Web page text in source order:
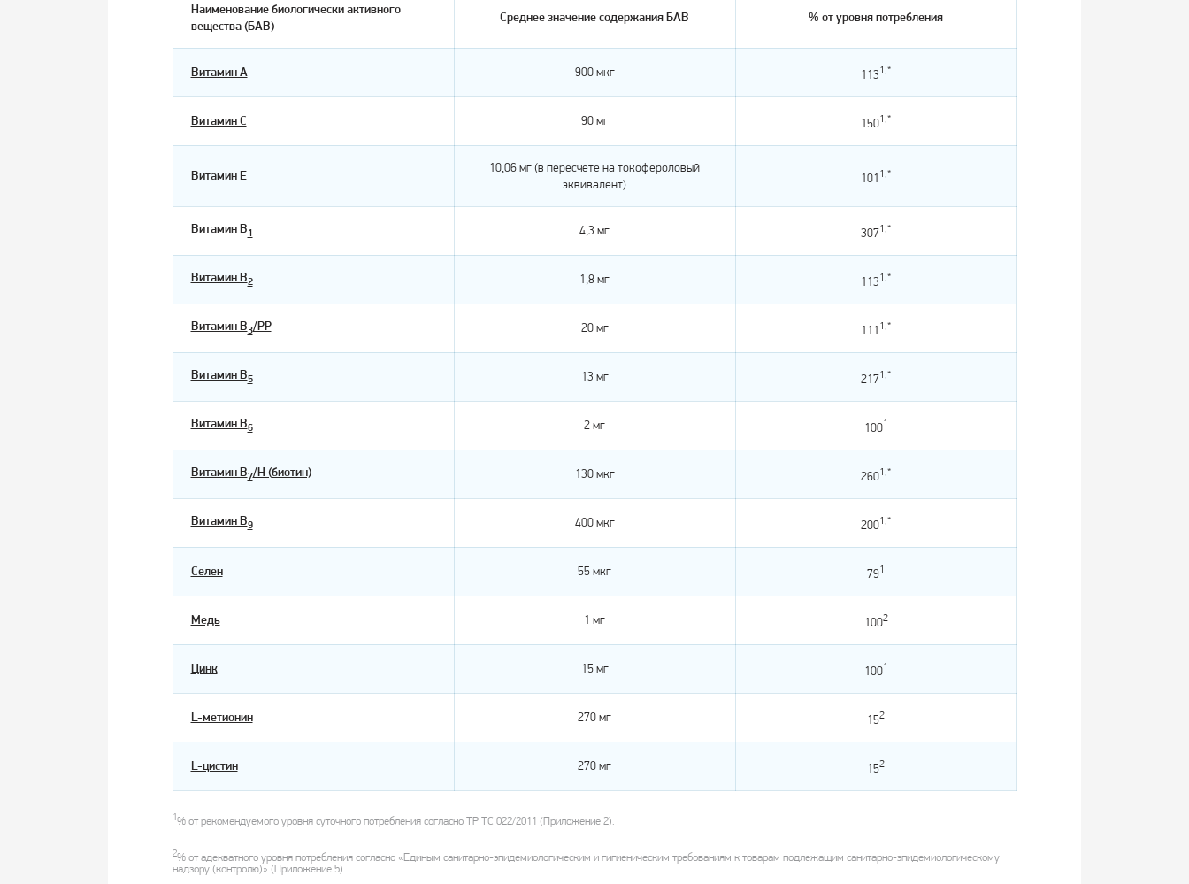
Наименование биологически активного
вещества (БАВ)
Среднее значение содержания БАВ % от уровня потребления
Витамин А 900 мкг 1131,*
Витамин С 90 мг 1501,*
Витамин Е
10,06 мг (в пересчете на токофероловый
эквивалент)
101 1,*
Витамин В1 4,3 мг 3071,*
Витамин В2 1,8 мг 1131,*
Витамин В3/РР 20 мг 111 1,*
Витамин В5 13 мг 2171,*
Витамин В6 2 мг 1001
Витамин В7/Н (биотин) 130 мкг 2601,*
Витамин В9 400 мкг 2001,*
Селен 55 мкг 791
Медь 1 мг 1002
Цинк 15 мг 1001
L-метионин 270 мг 152
L-цистин 270 мг 152
1% от рекомендуемого уровня суточного потребления согласно ТР ТС 022/2011 (Приложение 2).
2% от адекватного уровня потребления согласно «Единым санитарно-эпидемиологическим и гигиеническим требованиям к товарам подлежащим санитарно-эпидемиологическому
надзору (контролю)» (Приложение 5).